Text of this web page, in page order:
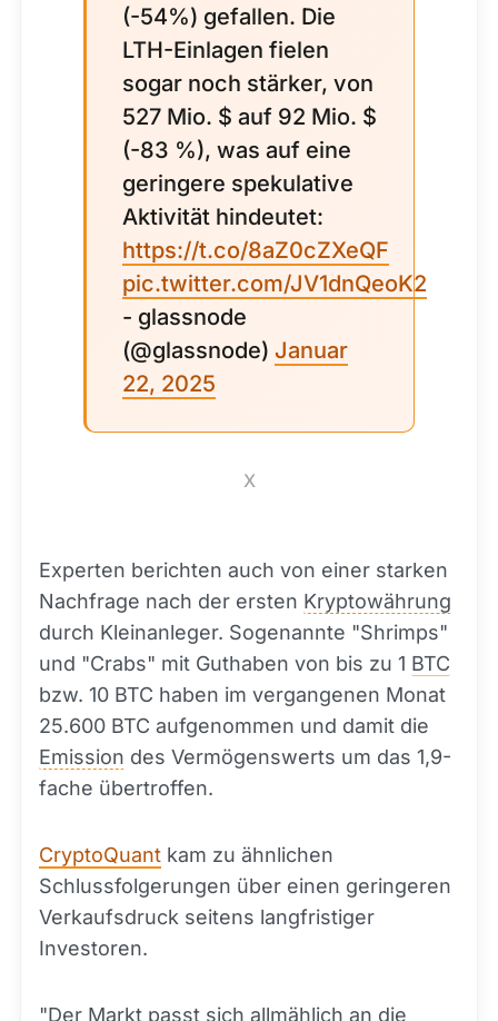
(-54%) gefallen. Die
LTH-Einlagen fielen
sogar noch stärker, von
527 Mio. $ auf 92 Mio. $
(-83 %), was auf eine
geringere spekulative
Aktivität hindeutet:
https://t.co/8aZ0cZXeQF
pic.twitter.com/JV1dnQeoK2
- glassnode
(@glassnode) Januar
22, 2025
X
Experten berichten auch von einer starken
Nachfrage nach der ersten Kryptowährung
durch Kleinanleger. Sogenannte "Shrimps"
und "Crabs" mit Guthaben von bis zu 1 BTC
bzw. 10 BTC haben im vergangenen Monat
25.600 BTC aufgenommen und damit die
Emission des Vermögenswerts um das 1,9-
fache übertroffen.
CryptoQuant kam zu ähnlichen
Schlussfolgerungen über einen geringeren
Verkaufsdruck seitens langfristiger
Investoren.
"Der Markt passt sich allmählich an die